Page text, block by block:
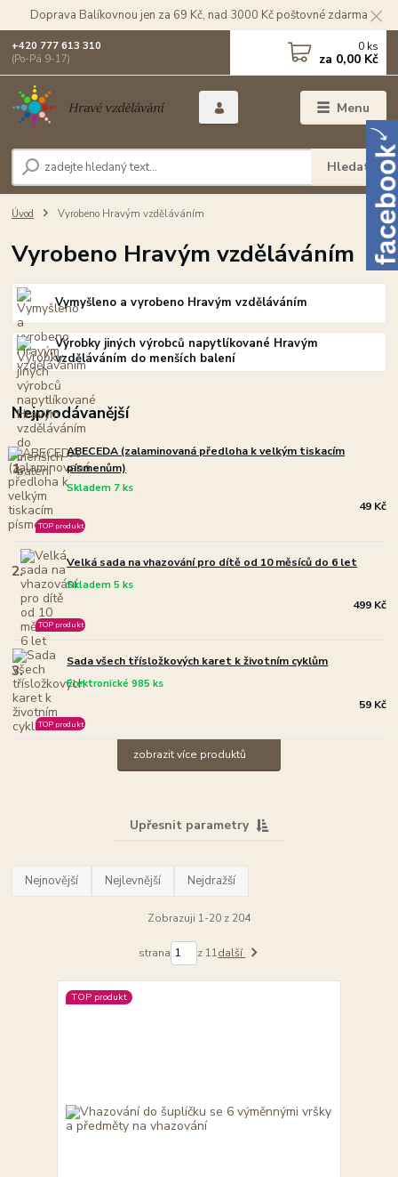
Doprava Balíkovnou jen za 69 Kč, nad 3000 Kč poštovné zdarma
Menu
Hledat
+420 777 613 310
(Po-Pá 9-17)
0 ks
za 0,00 Kč
Úvod Vyrobeno Hravým vzděláváním
Vyrobeno Hravým vzděláváním
Vymyšleno a vyrobeno Hravým vzděláváním
Výrobky jiných výrobců napytlíkované Hravým
vzděláváním do menších balení
Nejprodávanější
1.
ABECEDA (zalaminovaná předloha k velkým tiskacím
písmenům)
Skladem 7 ks
TOP produkt
49 Kč
2. Velká sada na vhazování pro dítě od 10 měsíců do 6 let
Skladem 5 ks
TOP produkt
499 Kč
3. Sada všech třísložkových karet k životním cyklům
Elektronické 985 ks
TOP produkt
59 Kč
zobrazit více produktů
Upřesnit parametry
Nejnovější Nejlevnější Nejdražší
Zobrazuji 1-20 z 204
strana z 11další
TOP produkt